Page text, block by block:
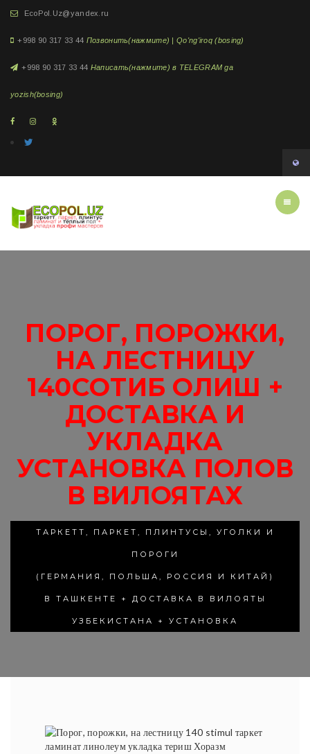
EcoPol.Uz@yandex.ru
+998 90 317 33 44 Позвонить(нажмите) | Qo'ng'iroq (bosing)
+998 90 317 33 44 Написать(нажмите) в TELEGRAM ga
yozish(bosing)
ПОРОГ, ПОРОЖКИ,
НА ЛЕСТНИЦУ
140СОТИБ ОЛИШ +
ДОСТАВКА И
УКЛАДКА
УСТАНОВКА ПОЛОВ
В ВИЛОЯТАХ
ТАРКЕТТ, ПАРКЕТ, ПЛИНТУСЫ, УГОЛКИ И
ПОРОГИ
(ГЕРМАНИЯ, ПОЛЬША, РОССИЯ И КИТАЙ)
В ТАШКЕНТЕ + ДОСТАВКА В ВИЛОЯТЫ
УЗБЕКИСТАНА + УСТАНОВКА